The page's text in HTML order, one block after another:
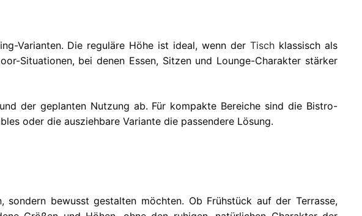
Varianten. Die reguläre Höhe ist ideal, wenn derTisch klassisch als
Situationen, bei denen Essen, Sitzen und Lounge-Charakter stärker
und der geplanten Nutzung ab. Für kompakte Bereiche sind die Bistro-
oder die ausziehbare Variante die passendere Lösung.
bewusst gestalten möchten. Ob Frühstück auf der Terrasse,